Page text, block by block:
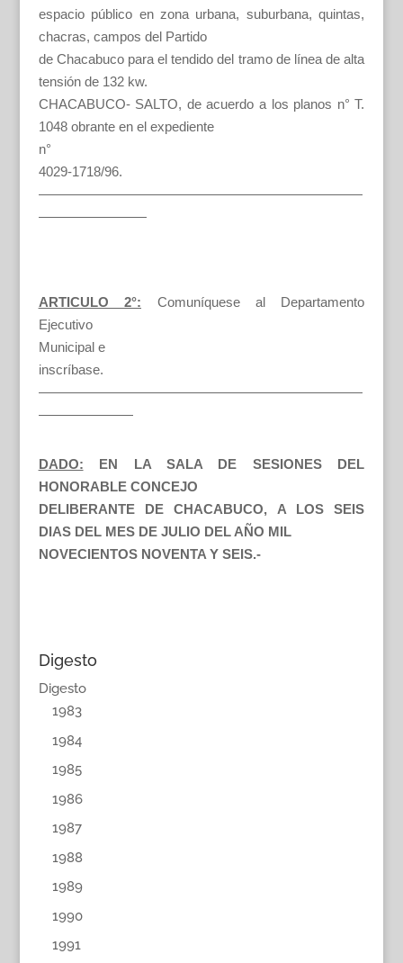
espacio público en zona urbana, suburbana, quintas,
chacras, campos del Partido
de Chacabuco para el tendido del tramo de línea de alta
tensión de 132 kw.
CHACABUCO- SALTO, de acuerdo a los planos n° T.
1048 obrante en el expediente
n°
4029-1718/96.
————————————————————————
————————
ARTICULO 2°:
Comuníquese al Departamento
Ejecutivo
Municipal e
inscríbase.
————————————————————————
———————
DADO:
EN LA SALA DE SESIONES DEL
HONORABLE CONCEJO
DELIBERANTE DE CHACABUCO, A LOS SEIS
DIAS DEL MES DE JULIO DEL AÑO MIL
NOVECIENTOS NOVENTA Y SEIS.-
Digesto
Digesto
1983
1984
1985
1986
1987
1988
1989
1990
1991